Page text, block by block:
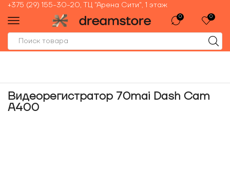
+375 (29) 155-30-20, ТЦ "Арена Сити", 1 этаж
0 0
Видеорегистратор 70mai Dash Cam
A400